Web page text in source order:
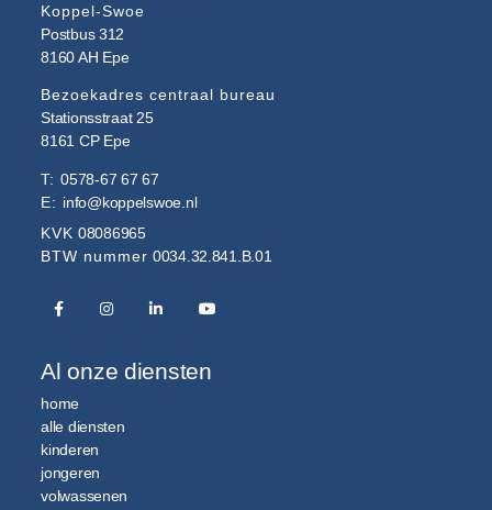
Koppel-Swoe
Postbus 312
8160 AH Epe
Bezoekadres centraal bureau
Stationsstraat 25
8161 CP Epe
T:0578-67 67 67
E: info@koppelswoe.nl
KVK 08086965
BTW nummer 0034.32.841.B.01
Al onze diensten
home
alle diensten
kinderen
jongeren
volwassenen